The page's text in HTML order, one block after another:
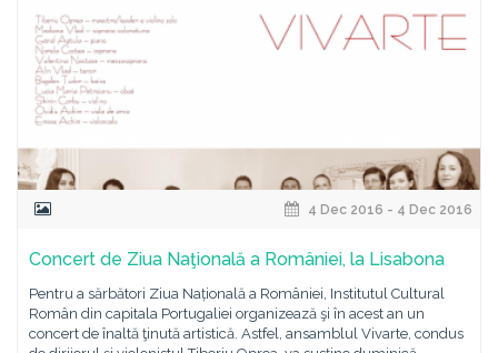
4 Dec 2016 - 4 Dec 2016
Concert de Ziua Naţională a României, la Lisabona
Pentru a sărbători Ziua Națională a României, Institutul Cultural
Român din capitala Portugaliei organizează şi în acest an un
concert de înaltă ţinută artistică. Astfel, ansamblul Vivarte, condus